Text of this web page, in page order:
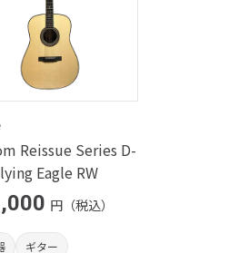
Reissue Series D-
Eagle RW
円（税込）
ギター